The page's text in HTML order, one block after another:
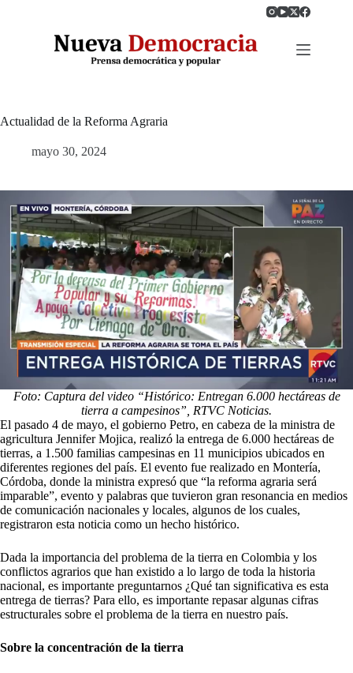
Actualidad de la Reforma Agraria
mayo 30, 2024
Foto: Captura del video “Histórico: Entregan 6.000 hectáreas de
tierra a campesinos”, RTVC Noticias.
El pasado 4 de mayo, el gobierno Petro, en cabeza de la ministra de
agricultura Jennifer Mojica, realizó la entrega de 6.000 hectáreas de
tierras, a 1.500 familias campesinas en 11 municipios ubicados en
diferentes regiones del país. El evento fue realizado en Montería,
Córdoba, donde la ministra expresó que “la reforma agraria será
imparable”, evento y palabras que tuvieron gran resonancia en medios
de comunicación nacionales y locales, algunos de los cuales,
registraron esta noticia como un hecho histórico.
Dada la importancia del problema de la tierra en Colombia y los
conflictos agrarios que han existido a lo largo de toda la historia
nacional, es importante preguntarnos ¿Qué tan significativa es esta
entrega de tierras? Para ello, es importante repasar algunas cifras
estructurales sobre el problema de la tierra en nuestro país.
Sobre la concentración de la tierra